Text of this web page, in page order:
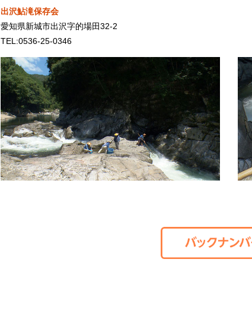
出沢鮎滝保存会
愛知県新城市出沢字的場田32-2
TEL:0536-25-0346